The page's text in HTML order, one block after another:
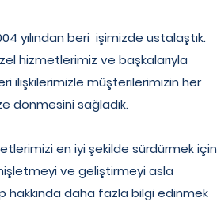
yılından beri işimizde ustalaştık.
hizmetlerimiz ve başkalarıyla
ilişkilerimizle müşterilerimizin her
dönmesini sağladık.
en iyi şekilde sürdürmek için
ve geliştirmeyi asla
hakkında daha fazla bilgi edinmek